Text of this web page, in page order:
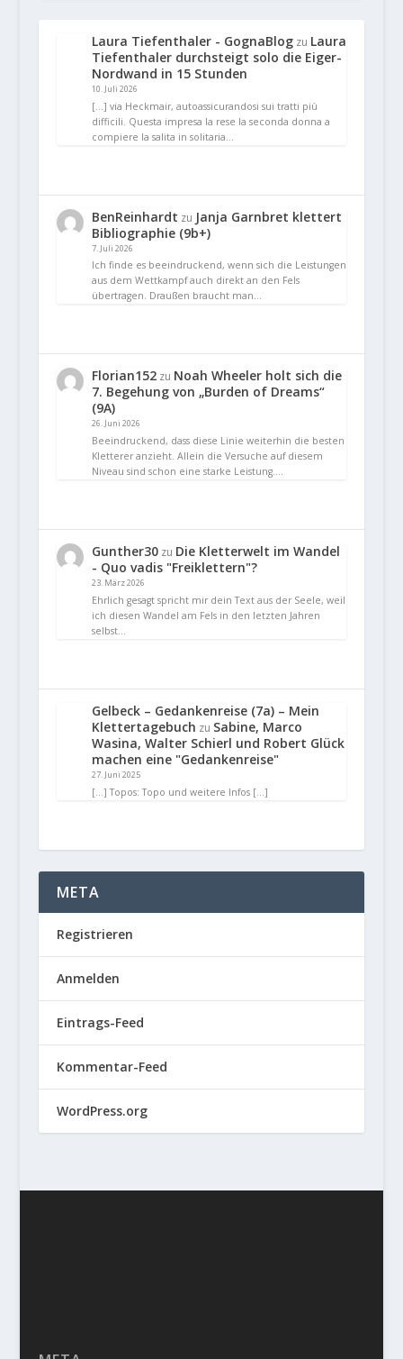
Laura Tiefenthaler - GognaBlogzu Laura
Tiefenthaler durchsteigt solo die Eiger-
Nordwand in 15 Stunden
10. Juli 2026
[…] via Heckmair, autoassicurandosi sui tratti più
difficili. Questa impresa la rese la seconda donna a
compiere la salita in solitaria…
BenReinhardt zu Janja Garnbret klettert
Bibliographie (9b+)
7. Juli 2026
Ich finde es beeindruckend, wenn sich die Leistungen
aus dem Wettkampf auch direkt an den Fels
übertragen. Draußen braucht man…
Florian152zu Noah Wheeler holt sich die
7. Begehung von „Burden of Dreams“
(9A)
26. Juni 2026
Beeindruckend, dass diese Linie weiterhin die besten
Kletterer anzieht. Allein die Versuche auf diesem
Niveau sind schon eine starke Leistung.…
Gunther30zu Die Kletterwelt im Wandel
- Quo vadis "Freiklettern"?
23. März 2026
Ehrlich gesagt spricht mir dein Text aus der Seele, weil
ich diesen Wandel am Fels in den letzten Jahren
selbst…
Gelbeck – Gedankenreise (7a) – Mein
Klettertagebuch zu Sabine, Marco
Wasina, Walter Schierl und Robert Glück
machen eine "Gedankenreise"
27. Juni 2025
[…] Topos: Topo und weitere Infos […]
META
Registrieren
Anmelden
Eintrags-Feed
Kommentar-Feed
WordPress.org